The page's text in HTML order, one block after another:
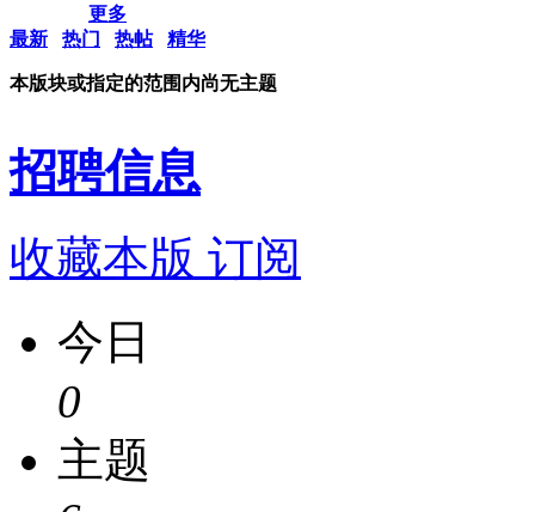
更多
最新
热门 热帖 精华
本版块或指定的范围内尚无主题
招聘信息
收藏本版 订阅
今日
0
主题